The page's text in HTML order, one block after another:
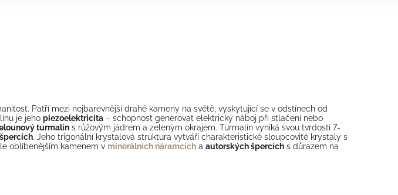
Patří mezi nejbarevnější drahé kameny na světě, vyskytující se v odstínech od
je jeho piezoelektricita – schopnost generovat elektrický náboj při stlačení nebo
turmalín s růžovým jádrem a zeleným okrajem. Turmalín vyniká svou tvrdostí 7-
. Jeho trigonální krystalová struktura vytváří charakteristické sloupcovité krystaly s
oblíbenějším kamenem v minerálních náramcích a autorských špercích s důrazem na